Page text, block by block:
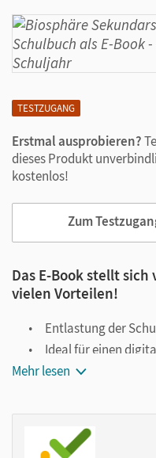
TESTZUGANG
Erstmal ausprobieren?
dieses Produkt
kostenlos!
Zum
Das E-Book stellt
vielen Vorteilen!
Entlastung der
Ideal für einen
Notiz- und
Viele digitale Funktionen
Lernen:
Mehr lesen